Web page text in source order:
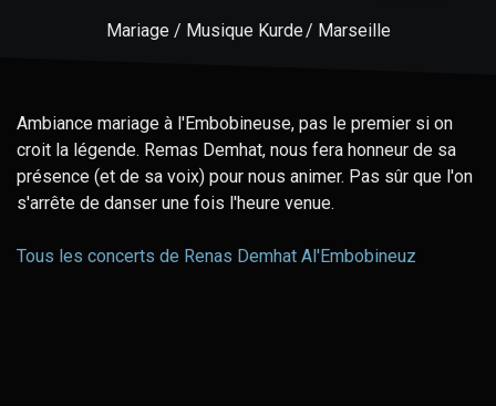
Mariage / Musique Kurde / Marseille
Ambiance mariage à l'Embobineuse, pas le premier si on
croit la légende. Remas Demhat, nous fera honneur de sa
présence (et de sa voix) pour nous animer. Pas sûr que l'on
s'arrête de danser une fois l'heure venue.
Tous les concerts de Renas Demhat Al'Embobineuz